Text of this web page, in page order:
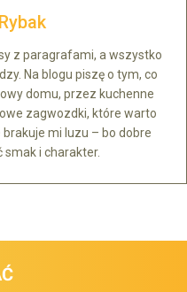
z paragrafami, a wszystko
Na blogu piszę o tym, co
domu, przez kuchenne
zagwozdki, które warto
mi luzu – bo dobre
i charakter.